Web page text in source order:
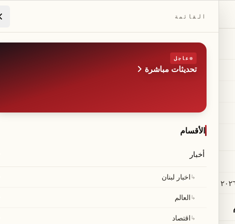
القائمة
عاجل
تحديثات مباشرة
الأقسام
أخبار
↳اخبار لبنان
↳العالم
↳اقتصاد